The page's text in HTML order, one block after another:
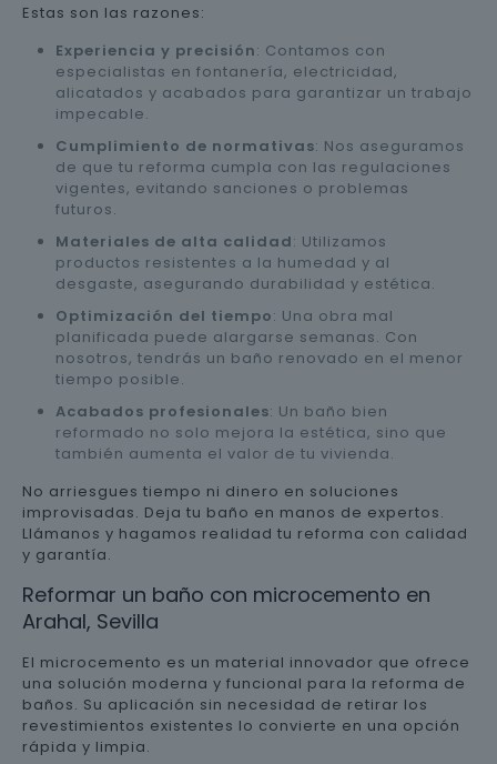
Estas son las razones:
Experiencia y precisión: Contamos con
especialistas en fontanería, electricidad,
alicatados y acabados para garantizar un trabajo
impecable.
Cumplimiento de normativas: Nos aseguramos
de que tu reforma cumpla con las regulaciones
vigentes, evitando sanciones o problemas
futuros.
Materiales de alta calidad: Utilizamos
productos resistentes a la humedad y al
desgaste, asegurando durabilidad y estética.
Optimización del tiempo: Una obra mal
planificada puede alargarse semanas. Con
nosotros, tendrás un baño renovado en el menor
tiempo posible.
Acabados profesionales: Un baño bien
reformado no solo mejora la estética, sino que
también aumenta el valor de tu vivienda.
No arriesgues tiempo ni dinero en soluciones
improvisadas. Deja tu baño en manos de expertos.
Llámanos y hagamos realidad tu reforma con calidad
y garantía.
Reformar un baño con microcemento en
Arahal, Sevilla
El microcemento es un material innovador que ofrece
una solución moderna y funcional para la reforma de
baños. Su aplicación sin necesidad de retirar los
revestimientos existentes lo convierte en una opción
rápida y limpia.